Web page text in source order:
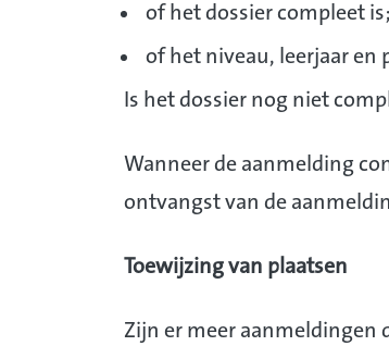
of het dossier compleet is;
of het niveau, leerjaar
Is het dossier nog niet
Wanneer de aanmelding
ontvangst van de
Toewijzing van plaatsen
Zijn er meer aanmeldingen